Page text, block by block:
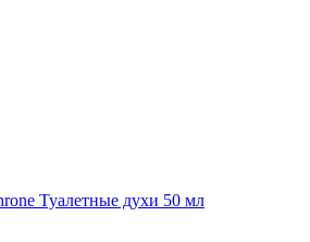
Туалетные духи 50 мл